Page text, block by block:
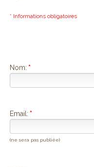
* Informations obligatoires
Nom: *
Email: *
(ne sera pas publiée)